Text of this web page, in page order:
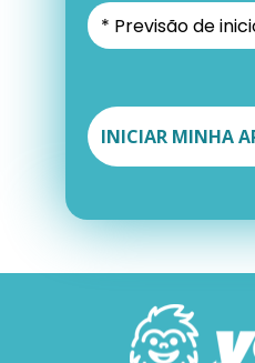
INICIAR MINHA